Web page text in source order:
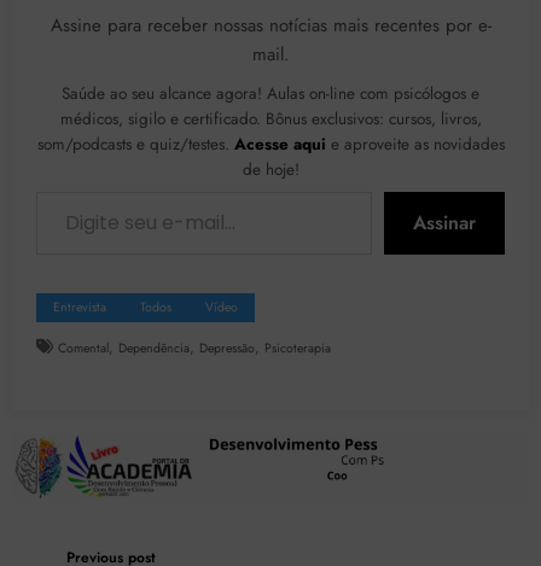
Assine para receber nossas notícias mais recentes por e-
mail.
Saúde ao seu alcance agora! Aulas on-line com psicólogos e
médicos, sigilo e certificado. Bônus exclusivos: cursos, livros,
som/podcasts e quiz/testes. Acesse aqui e aproveite as novidades
de hoje!
Assinar
Entrevista Todos Vídeo
Comental, Dependência, Depressão, Psicoterapia
Previous post